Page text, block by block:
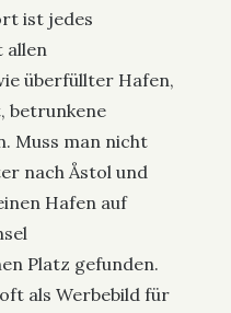
ist jedes
allen
überfüllter Hafen,
betrunkene
Muss man nicht
nach Åstol und
Hafen auf
Platz gefunden.
als Werbebild für